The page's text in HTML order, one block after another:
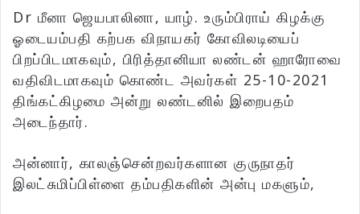
Dr மீனா ஜெயபாலினா, யாழ். உரும்பிராய் கிழக்கு
ஓடையம்பதி கற்பக விநாயகர் கோவிலடியைப்
பிறப்பிடமாகவும், பிரித்தானியா லண்டன் ஹாரோவை
வதிவிடமாகவும் கொண்ட அவர்கள் 25-10-2021
திங்கட்கிழமை அன்று லண்டனில் இறைபதம்
அடைந்தார்.
அன்னார், காலஞ்சென்றவர்களான குருநாதர்
இலட்சுமிப்பிள்ளை தம்பதிகளின் அன்பு மகளும்,